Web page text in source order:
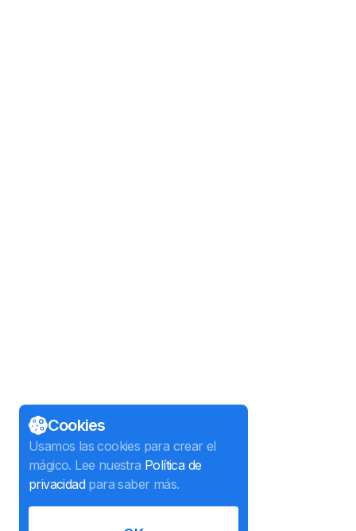
Cookies
Usamos las cookies para crear el
mágico. Lee nuestra Política de
privacidadpara saber más.